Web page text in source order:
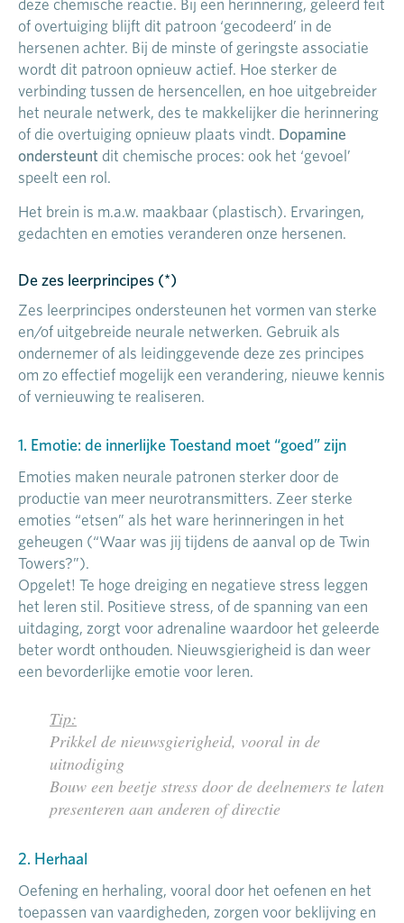
deze chemische reactie. Bij een herinnering, geleerd feit
of overtuiging blijft dit patroon ‘gecodeerd’ in de
hersenen achter. Bij de minste of geringste associatie
wordt dit patroon opnieuw actief. Hoe sterker de
verbinding tussen de hersencellen, en hoe uitgebreider
het neurale netwerk, des te makkelijker die herinnering
of die overtuiging opnieuw plaats vindt. Dopamine
ondersteunt dit chemische proces: ook het ‘gevoel’
speelt een rol.
Het brein is m.a.w. maakbaar (plastisch). Ervaringen,
gedachten en emoties veranderen onze hersenen.
De zes leerprincipes (*)
Zes leerprincipes ondersteunen het vormen van sterke
en/of uitgebreide neurale netwerken. Gebruik als
ondernemer of als leidinggevende deze zes principes
om zo effectief mogelijk een verandering, nieuwe kennis
of vernieuwing te realiseren.
1. Emotie: de innerlijke Toestand moet “goed” zijn
Emoties maken neurale patronen sterker door de
productie van meer neurotransmitters. Zeer sterke
emoties “etsen” als het ware herinneringen in het
geheugen (“Waar was jij tijdens de aanval op de Twin
Towers?”).
Opgelet! Te hoge dreiging en negatieve stress leggen
het leren stil. Positieve stress, of de spanning van een
uitdaging, zorgt voor adrenaline waardoor het geleerde
beter wordt onthouden. Nieuwsgierigheid is dan weer
een bevorderlijke emotie voor leren.
Tip:
Prikkel de nieuwsgierigheid, vooral in de
uitnodiging
Bouw een beetje stress door de deelnemers te laten
presenteren aan anderen of directie
2. Herhaal
Oefening en herhaling, vooral door het oefenen en het
toepassen van vaardigheden, zorgen voor beklijving en